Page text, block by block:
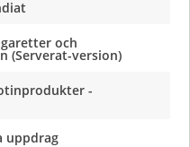
och
(Serverat-version)
-
uppdrag